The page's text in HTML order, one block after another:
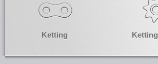
Ketting